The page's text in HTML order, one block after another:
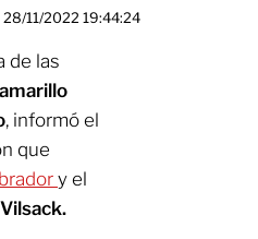
28/11/2022 19:44:24
de las
, informó el
que
y el